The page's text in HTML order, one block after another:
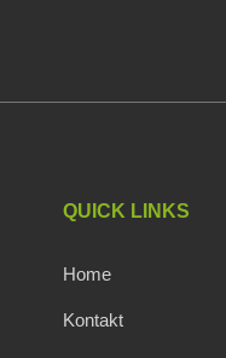
QUICK LINKS
Home
Kontakt